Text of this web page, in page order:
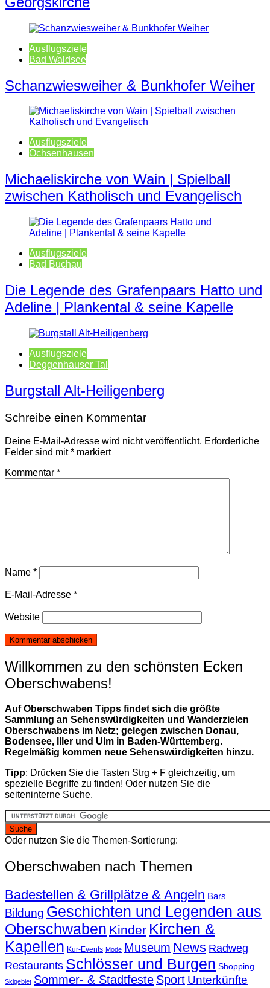
Ausflugsziele
Bad Waldsee
Schanzwiesweiher & Bunkhofer Weiher
Ausflugsziele
Ochsenhausen
Michaeliskirche von Wain | Spielball
zwischen Katholisch und Evangelisch
Ausflugsziele
Bad Buchau
Die Legende des Grafenpaars Hatto und
Adeline | Plankental & seine Kapelle
Ausflugsziele
Deggenhauser Tal
Burgstall Alt-Heiligenberg
Schreibe einen Kommentar
Deine E-Mail-Adresse wird nicht veröffentlicht. Erforderliche
Felder sind mit* markiert
Kommentar *
Name *
E-Mail-Adresse *
Website
Willkommen zu den schönsten Ecken
Oberschwabens!
Auf Oberschwaben Tipps findet sich die größte
Sammlung an Sehenswürdigkeiten und Wanderzielen
Oberschwabens im Netz; gelegen zwischen Donau,
Bodensee, Iller und Ulm in Baden-Württemberg.
Regelmäßig kommen neue Sehenswürdigkeiten hinzu.
Tipp: Drücken Sie die Tasten Strg + F gleichzeitig, um
spezielle Begriffe zu finden! Oder nutzen Sie die
seiteninterne Suche.
Oder nutzen Sie die Themen-Sortierung:
Oberschwaben nach Themen
Badestellen & Grillplätze & Angeln Bars
Bildung Geschichten und Legenden aus
Oberschwaben Kinder Kirchen &
Kapellen Kur-Events Mode Museum News Radweg
Restaurants Schlösser und Burgen Shopping
Skigebiet Sommer- & Stadtfeste Sport Unterkünfte